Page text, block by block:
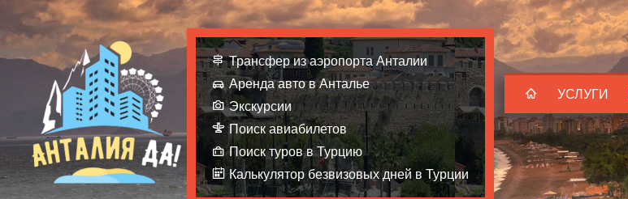
УСЛУГИ
Трансфер из аэропорта Анталии
Аренда авто в Анталье
Экскурсии
Поиск авиабилетов
Поиск туров в Турцию
Калькулятор безвизовых дней в Турции